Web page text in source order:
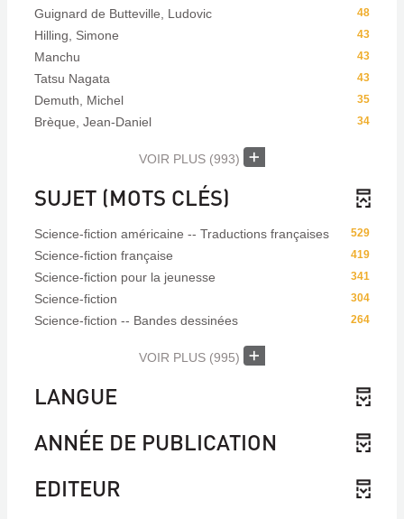
48
Guignard de Butteville, Ludovic
43
Hilling, Simone
43
Manchu
43
Tatsu Nagata
35
Demuth, Michel
34
Brèque, Jean-Daniel
VOIR PLUS (993)
SUJET (MOTS CLÉS)
529
Science-fiction américaine -- Traductions françaises
419
Science-fiction française
341
Science-fiction pour la jeunesse
304
Science-fiction
264
Science-fiction -- Bandes dessinées
VOIR PLUS (995)
LANGUE
ANNÉE DE PUBLICATION
EDITEUR